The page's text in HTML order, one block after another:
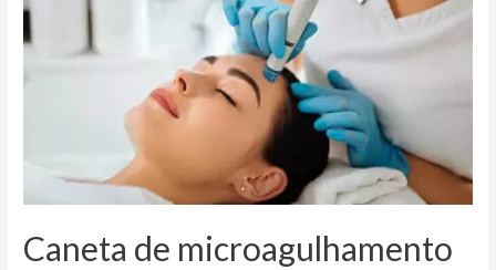
Caneta de microagulhamento